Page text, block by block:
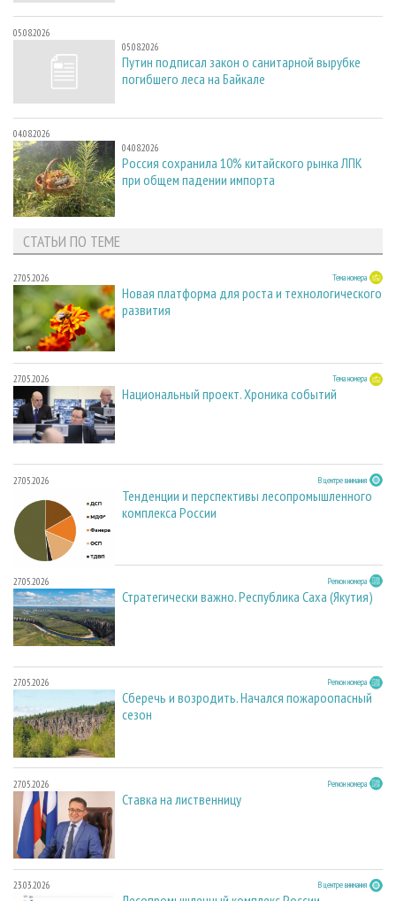
05.08.2026
05.08.2026
Путин подписал закон о санитарной вырубке
погибшего леса на Байкале
04.08.2026
04.08.2026
Россия сохранила 10% китайского рынка ЛПК
при общем падении импорта
СТАТЬИ ПО ТЕМЕ
27.05.2026 Тема номера
Новая платформа для роста и технологического
развития
27.05.2026 Тема номера
Национальный проект. Хроника событий
27.05.2026 В центре внимания
Тенденции и перспективы лесопромышленного
комплекса России
27.05.2026 Регион номера
Стратегически важно. Республика Саха (Якутия)
27.05.2026 Регион номера
Сберечь и возродить. Начался пожароопасный
сезон
27.05.2026 Регион номера
Ставка на лиственницу
23.03.2026 В центре внимания